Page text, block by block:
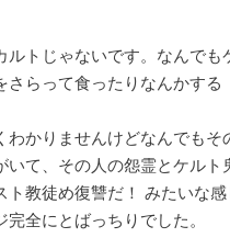
トじゃないです。なんでも
らって食ったりなんかする
かりませんけどなんでもそ
て、その人の怨霊とケルト
教徒め復讐だ！ みたいな感
全にとばっちりでした。